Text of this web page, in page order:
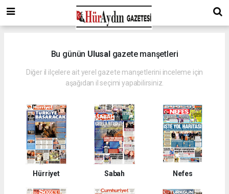
Bu günün Ulusalgazete manşetleri
Diğer il ilçelere ait yerel gazete manşetlerini inceleme için
aşağıdan il seçimi yapabilirsiniz.
Hürriyet Sabah Nefes